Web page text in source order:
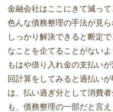
金融会社はここにきて減って
色んな債務整理の手法が見
しっかり解決できると断定
なことを企てることがないよ
もはや借り入れ金の支払い
回計算をしてみると過払い
は、払い過ぎ分として消費
も、債務整理の一部だと言え